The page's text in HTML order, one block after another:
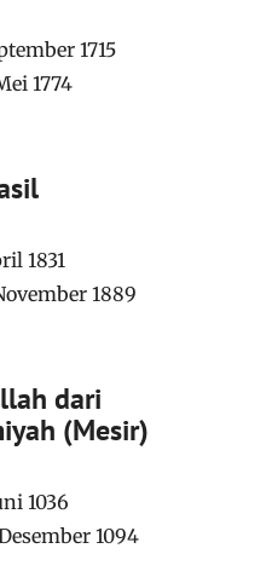
1715
1774
1831
1889
dari
(Mesir)
1036
1094